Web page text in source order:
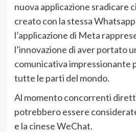
nuova applicazione sradicare
creato con la stessa
l’applicazione di Meta
l’innovazione di aver portato
comunicativa impressionante
tutte le parti del mondo.
Al momento concorrenti
potrebbero essere
e la cinese WeChat.